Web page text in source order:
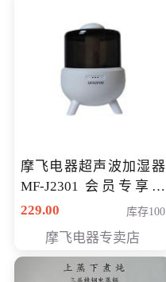
摩飞电器超声波加湿器
MF-J2301 会员专享价
168元
229.00 库存100
摩飞电器专卖店